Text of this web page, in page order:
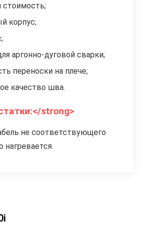
стоимость;
корпус;
аргонно-дуговой сварки;
переноски на плече;
качество шва.
strong>
не соответствующего
нагревается.